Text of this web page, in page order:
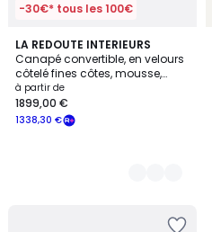
-30€* tous les 100€
LA REDOUTE INTERIEURS
Canapé convertible, en velours
côtelé fines côtes, mousse,
CECILIA
à partir de
1338,30 €
1899,00 €
5
Couleurs